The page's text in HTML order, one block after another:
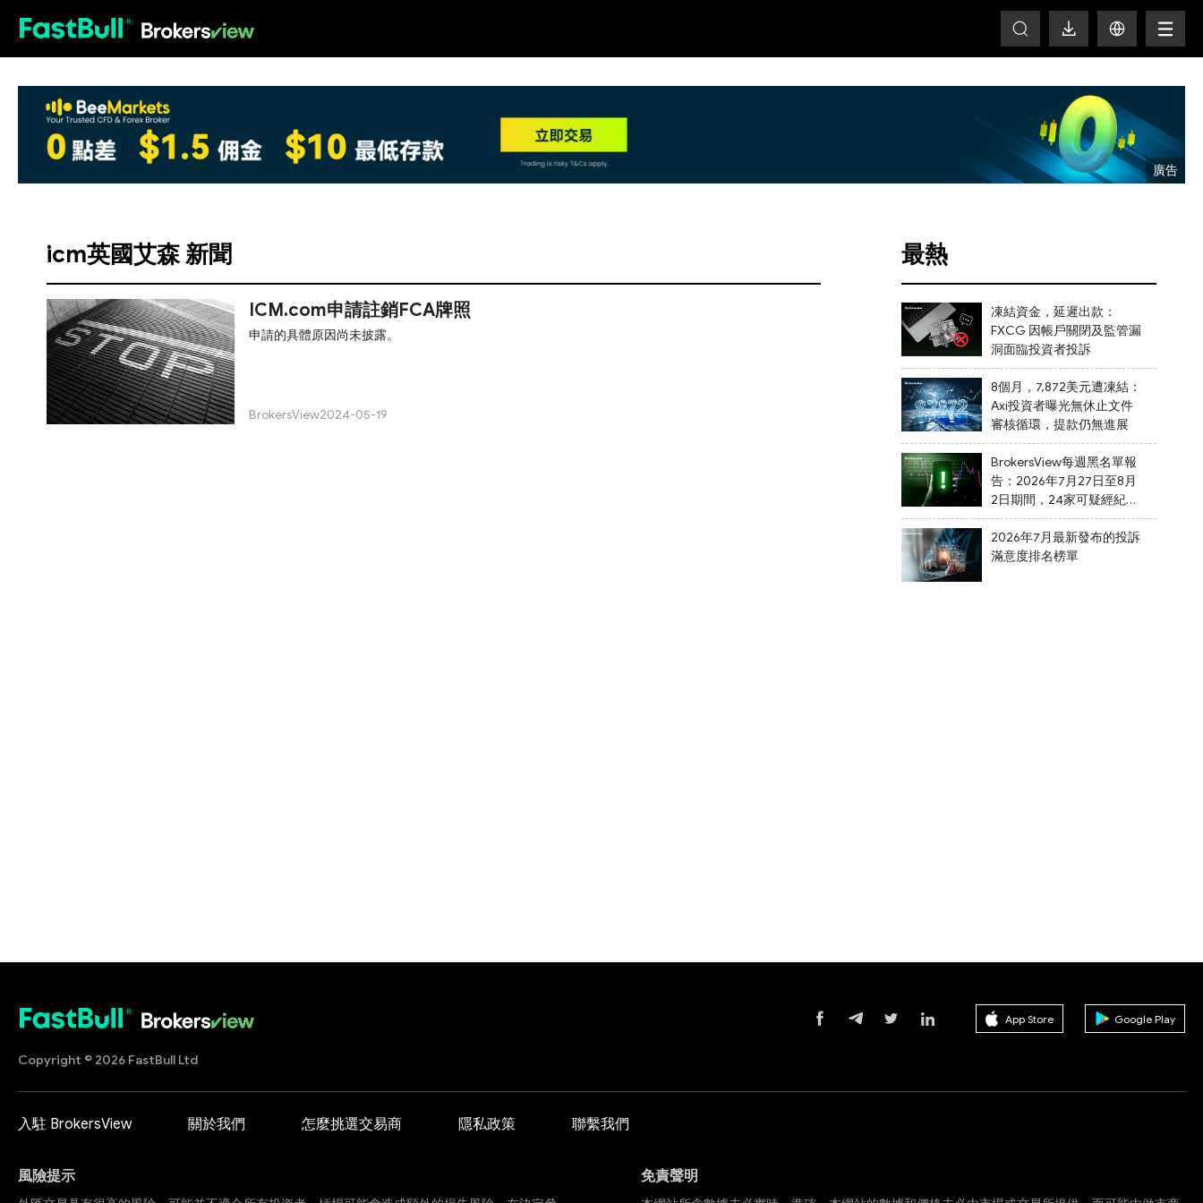
icm英國艾森 新聞
ICM.com申請註銷FCA牌照
申請的具體原因尚未披露。
BrokersView2024-05-19
最熱
凍結資金，延遲出款：
FXCG 因帳戶關閉及監管漏
洞面臨投資者投訴
8個月，7,872美元遭凍結：
Axi投資者曝光無休止文件
審核循環，提款仍無進展
BrokersView每週黑名單報
告：2026年7月27日至8月
2日期間，24家可疑經紀商
被列入黑名單
2026年7月最新發布的投訴
滿意度排名榜單
Copyright © 2026 FastBull Ltd
App Store Google Play
入駐 BrokersView 關於我們 怎麼挑選交易商 隱私政策 聯繫我們
風險提示 免責聲明